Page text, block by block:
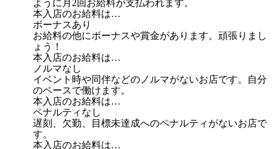
ように月2回お給料が支払われます。
本入店のお給料は…
ボーナスあり
お給料の他にボーナスや賞金があります。頑張りまし
ょう！
本入店のお給料は…
ノルマなし
イベント時や同伴などのノルマがないお店です。自分
のペースで働けます。
本入店のお給料は…
ペナルティなし
遅刻、欠勤、目標未達成へのペナルティがないお店で
す。
本入店のお給料は…